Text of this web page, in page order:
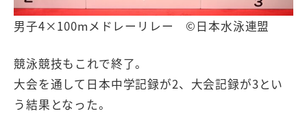
男子4×100mメドレーリレー ©日本水泳連盟
競泳競技もこれで終了。
大会を通して日本中学記録が2、大会記録が3とい
う結果となった。